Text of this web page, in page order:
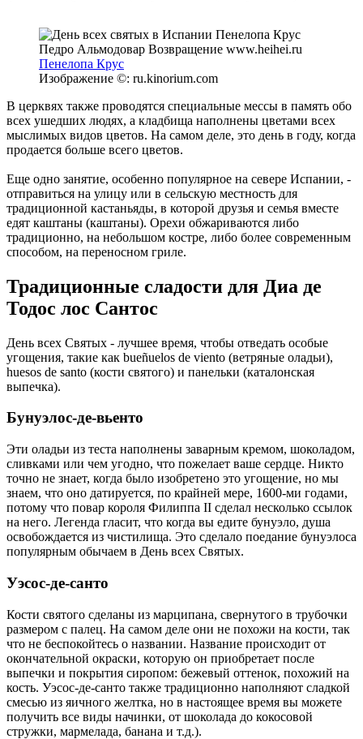
Пенелопа Крус
Изображение ©: ru.kinorium.com
В церквях также проводятся специальные мессы в память обо
всех ушедших людях, а кладбища наполнены цветами всех
мыслимых видов цветов. На самом деле, это день в году, когда
продается больше всего цветов.
Еще одно занятие, особенно популярное на севере Испании, -
отправиться на улицу или в сельскую местность для
традиционной кастаньяды, в которой друзья и семья вместе
едят каштаны (каштаны). Орехи обжариваются либо
традиционно, на небольшом костре, либо более современным
способом, на переносном гриле.
Традиционные сладости для Диа де
Тодос лос Сантос
День всех Святых - лучшее время, чтобы отведать особые
угощения, такие как bueñuelos de viento (ветряные оладьи),
huesos de santo (кости святого) и панельки (каталонская
выпечка).
Бунуэлос-де-вьенто
Эти оладьи из теста наполнены заварным кремом, шоколадом,
сливками или чем угодно, что пожелает ваше сердце. Никто
точно не знает, когда было изобретено это угощение, но мы
знаем, что оно датируется, по крайней мере, 1600-ми годами,
потому что повар короля Филиппа II сделал несколько ссылок
на него. Легенда гласит, что когда вы едите бунуэло, душа
освобождается из чистилища. Это сделало поедание бунуэлоса
популярным обычаем в День всех Святых.
Уэсос-де-санто
Кости святого сделаны из марципана, свернутого в трубочки
размером с палец. На самом деле они не похожи на кости, так
что не беспокойтесь о названии. Название происходит от
окончательной окраски, которую он приобретает после
выпечки и покрытия сиропом: бежевый оттенок, похожий на
кость. Уэсос-де-санто также традиционно наполняют сладкой
смесью из яичного желтка, но в настоящее время вы можете
получить все виды начинки, от шоколада до кокосовой
стружки, мармелада, банана и т.д.).